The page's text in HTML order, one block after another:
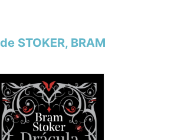
STOKER, BRAM